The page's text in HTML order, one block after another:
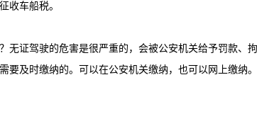
收车船税。
无证驾驶的危害是很严重的，会被公安机关给予罚款、
要及时缴纳的。可以在公安机关缴纳，也可以网上缴纳。